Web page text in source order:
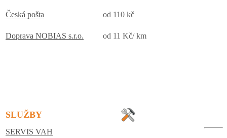
Česká pošta od 110 kč
Doprava NOBIAS s.r.o. od 11 Kč/ km
SLUŽBY
SERVIS VAH